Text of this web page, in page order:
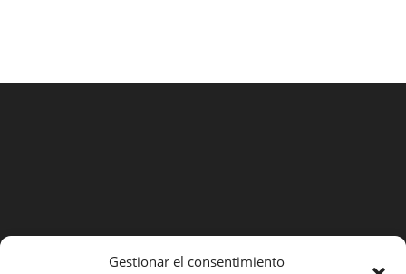
Gestionar el consentimiento
Copyright - WordPress Theme by OceanWP